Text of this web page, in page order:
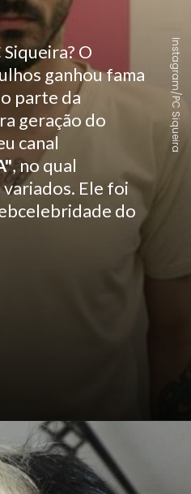
O
ganhou fama
parte da
geração do
canal
, no qual
Ele foi
do
Instagram/PC Siqueira